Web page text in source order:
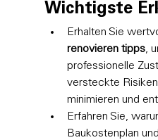
Wichtigste
Erhalten Sie
renovieren tipps,
professionelle
versteckte
minimieren und
Erfahren Sie,
Baukostenplan